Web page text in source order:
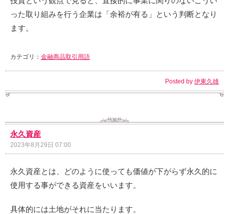
った取り組みを行う企業は「余裕が有る」という判断となり
ます。
カテゴリ： 金融商品取引用語
Posted by 伊東久雄
永久資産
2023年8月29日 07:00
永久資産とは、どのように使っても価値が下がらず永久的に
使用する事ができる資産をいいます。
具体的には土地がそれに当たります。